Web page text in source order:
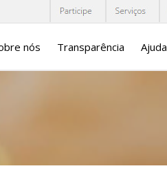
nós Transparência Ajuda